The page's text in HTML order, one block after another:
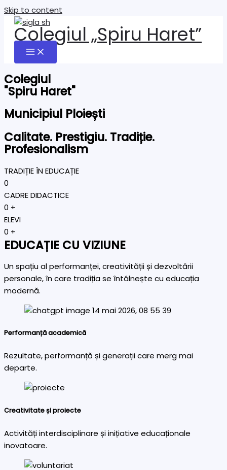
Skip to content
Colegiul „Spiru Haret”
Colegiul
"Spiru Haret"
Municipiul Ploiești
Calitate. Prestigiu. Tradiție.
Profesionalism
TRADIȚIE ÎN EDUCAȚIE
0
CADRE DIDACTICE
0 +
ELEVI
0 +
EDUCAȚIE CU VIZIUNE
Un spațiu al performanței, creativității și dezvoltării
personale, în care tradiția se întâlnește cu educația
modernă.
Performanță academică
Rezultate, performanță și generații care merg mai
departe.
Creativitate și proiecte
Activități interdisciplinare și inițiative educaționale
inovatoare.